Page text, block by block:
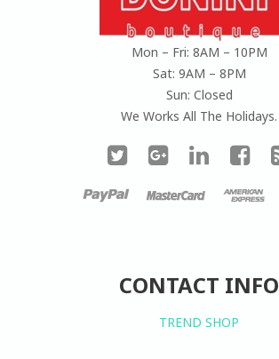
Mon – Fri: 8AM – 10PM
Sat: 9AM – 8PM
Sun: Closed
We Works All The Holidays.
CONTACT INFO
TREND SHOP